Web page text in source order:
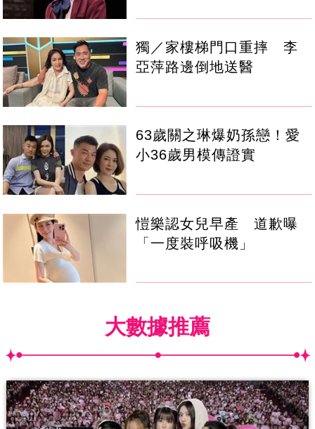
獨／家樓梯門口重摔 李
亞萍路邊倒地送醫
63歲關之琳爆奶孫戀！愛
小36歲男模傳證實
愷樂認女兒早產 道歉曝
「一度裝呼吸機」
大數據推薦